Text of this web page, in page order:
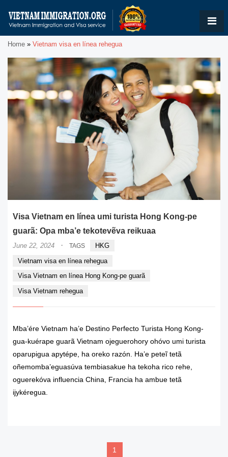
Home » Vietnam visa en línea rehegua
Visa Vietnam en línea umi turista Hong Kong-pe
guarã: Opa mba’e tekotevẽva reikuaa
June 22, 2024 · TAGS
HKG
Vietnam visa en línea rehegua
Visa Vietnam en línea Hong Kong-pe guarã
Visa Vietnam rehegua
Mba’ére Vietnam ha’e Destino Perfecto Turista Hong Kong-
gua-kuérape guarã Vietnam ojeguerohory ohóvo umi turista
oparupigua apytépe, ha oreko razón. Ha’e peteĩ tetã
oñemomba’eguasúva tembiasakue ha tekoha rico rehe,
oguerekóva influencia China, Francia ha ambue tetã
ijykéregua.
1